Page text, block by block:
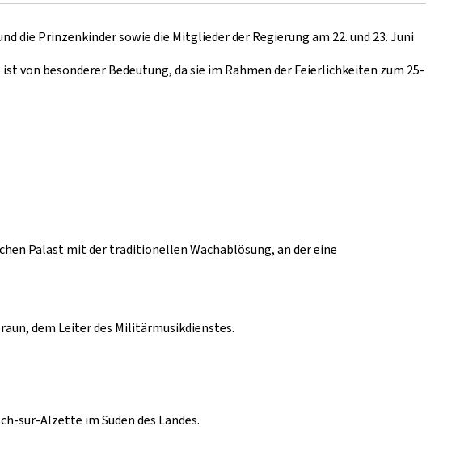
die Prinzenkinder sowie die Mitglieder der Regierung am 22. und 23. Juni
von besonderer Bedeutung, da sie im Rahmen der Feierlichkeiten zum 25-
Palast mit der traditionellen Wachablösung, an der eine
dem Leiter des Militärmusikdienstes.
sur-Alzette im Süden des Landes.